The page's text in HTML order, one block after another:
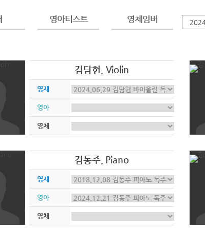
영아티스트 영체임버
김담현, Violin
영재
영아
영체
김동주, Piano
영재
영아
영체